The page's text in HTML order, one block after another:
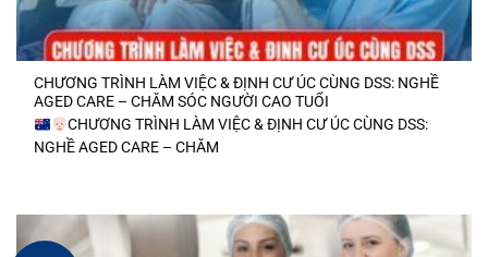
CHƯƠNG TRÌNH LÀM VIỆC & ĐỊNH CƯ ÚC CÙNG DSS: NGHỀ
AGED CARE – CHĂM SÓC NGƯỜI CAO TUỔI
CHƯƠNG TRÌNH LÀM VIỆC & ĐỊNH CƯ ÚC CÙNG DSS:
NGHỀ AGED CARE – CHĂM